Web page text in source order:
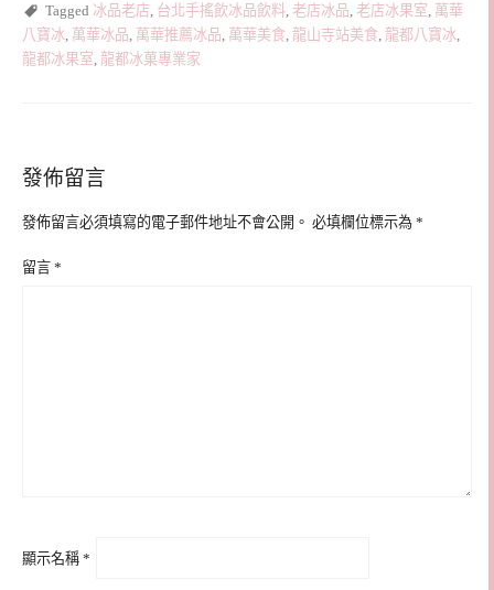
Tagged 冰品老店 台北手搖飲冰品飲料 老店冰品 老店冰果室 萬華
八寶冰 萬華冰品 萬華推薦冰品 萬華美食 龍山寺站美食 龍都八寶冰
龍都冰果室 龍都冰菓專業家
發佈留言
發佈留言必須填寫的電子郵件地址不會公開。 必填欄位標示為 *
留言 *
顯示名稱 *